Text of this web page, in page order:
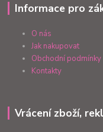
Informace pro
O nás
Jak nakupovat
Obchodní podmínky
Kontakty
Vrácení zboží,